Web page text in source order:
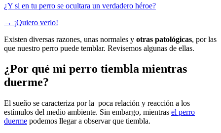
¿Y si en tu perro se ocultara un verdadero héroe?
→ ¡Quiero verlo!
Existen diversas razones, unas normales y otras patológicas, por las
que nuestro perro puede temblar. Revisemos algunas de ellas.
¿Por qué mi perro tiembla mientras
duerme?
El sueño se caracteriza por la poca relación y reacción a los
estímulos del medio ambiente. Sin embargo, mientras el perro
duerme podemos llegar a observar que tiembla.